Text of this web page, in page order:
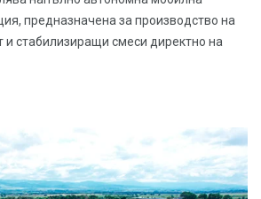
предназначена за производство на
и стабилизиращи смеси директно на